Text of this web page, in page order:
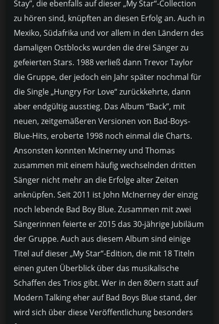
Stay”, die ebenfalls auf dieser „My Star“-Collection
zu hören sind, knüpften an diesen Erfolg an. Auch in
Mexiko, Südafrika und vor allem in den Ländern des
damaligen Ostblocks wurden die drei Sänger zu
gefeierten Stars. 1988 verließ dann Trevor Taylor
die Gruppe, der jedoch ein Jahr später nochmal für
die Single „Hungry For Love“ zurückkehrte, dann
aber endgültig ausstieg. Das Album “Back”, mit
neuen, zeitgemäßeren Versionen von Bad-Boys-
Blue-Hits, eroberte 1998 noch einmal die Charts.
Ansonsten konnten McInerney und Thomas
zusammen mit einem häufig wechselnden dritten
Sänger nicht mehr an die Erfolge alter Zeiten
anknüpfen. Seit 2011 ist John McInerney der einzig
noch lebende Bad Boy Blue. Zusammen mit zwei
Sängerinnen feierte er 2015 das 30-jährige Jubiläum
der Gruppe. Auch aus diesem Album sind einige
Titel auf dieser „My Star“-Edition, die mit 18 Titeln
einen guten Überblick über das musikalische
Schaffen des Trios gibt. Wer in den 80ern statt auf
Modern Talking eher auf Bad Boys Blue stand, der
wird sich über diese Veröffentlichung besonders